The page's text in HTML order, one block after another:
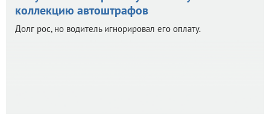
коллекцию автоштрафов
Долг рос, но водитель игнорировал его оплату.